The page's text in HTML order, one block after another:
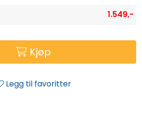
1.549,-
Kjøp
Legg til favoritter